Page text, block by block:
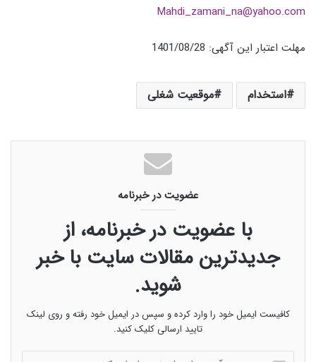
Mahdi_zamani_na@yahoo.com
مهلت اعتبار این آگهی: 1401/08/28
استخدام موقعیت شغلی
عضویت در خبرنامه
با عضویت در خبرنامه، از
جدیدترین مقالات سایت با خبر
شوید.
کافیست ایمیل خود را وارد کرده و سپس در ایمیل خود رفته و روی لینک
تایید ارسالی کلیک کنید.